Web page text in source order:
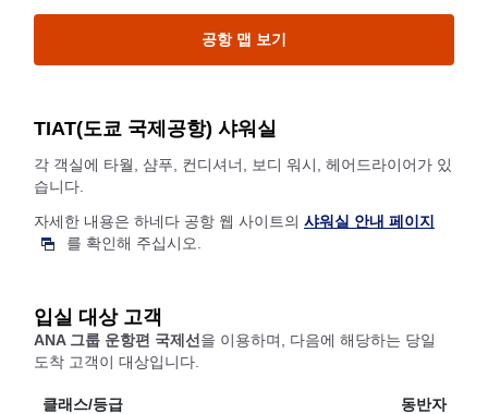
공항 맵 보기
TIAT(도쿄 국제공항) 샤워실
각 객실에 타월, 샴푸, 컨디셔너, 보디 워시, 헤어드라이어가 있
습니다.
자세한 내용은 하네다 공항 웹 사이트의 샤워실 안내 페이지
를 확인해 주십시오.
입실 대상 고객
ANA 그룹 운항편 국제선 을 이용하며, 다음에 해당하는 당일
도착 고객이 대상입니다.
클래스/등급 동반자